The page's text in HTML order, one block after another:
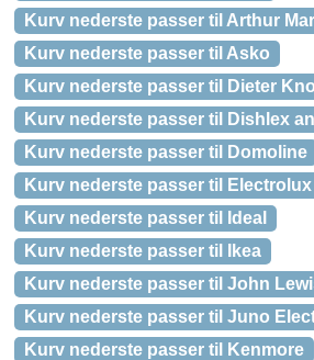
Kurv nederste passer til Arthur
Kurv nederste passer til Asko
Kurv nederste passer til Dieter
Kurv nederste passer til Dishlex
Kurv nederste passer til Domoline
Kurv nederste passer til Electrolux
Kurv nederste passer til Ideal
Kurv nederste passer til Ikea
Kurv nederste passer til John
Kurv nederste passer til Juno
Kurv nederste passer til Kenmore